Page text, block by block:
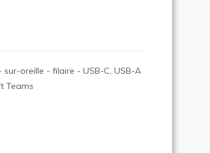
sur-oreille - filaire - USB-C, USB-A
Teams